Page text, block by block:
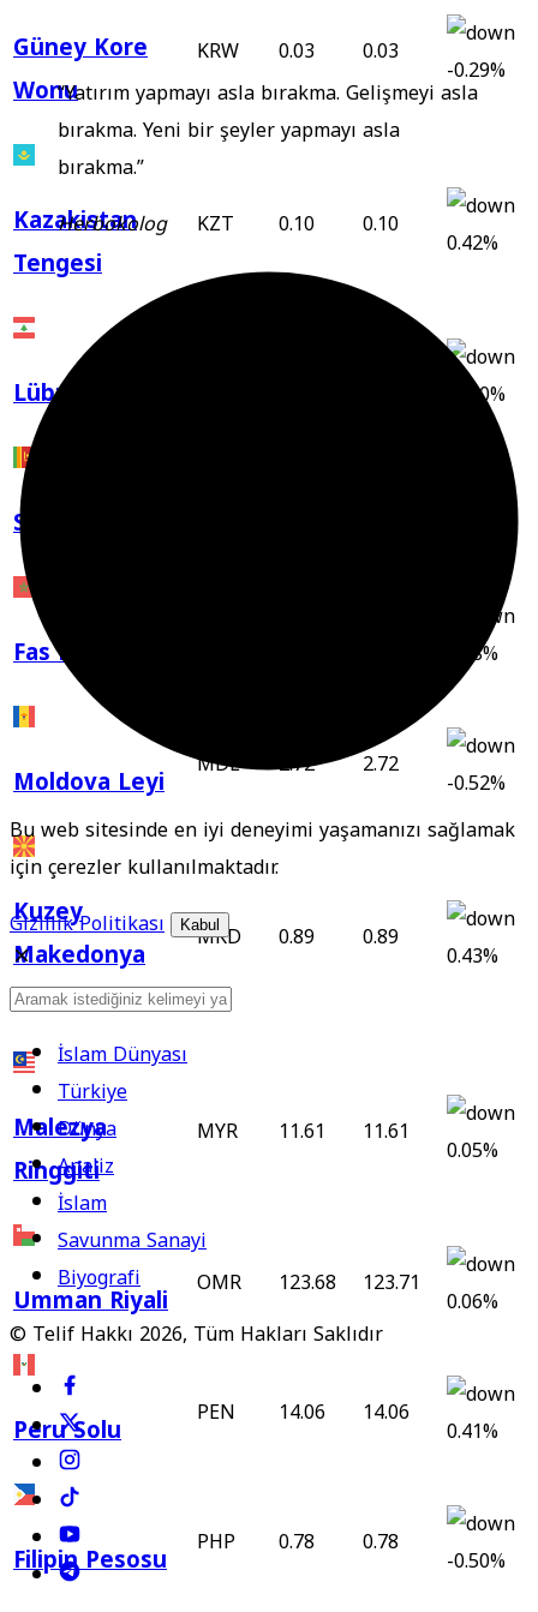
Güney Kore
Wonu
KRW 0.03 0.03
-0.29%
Kazakistan
Tengesi
KZT 0.10 0.10
0.42%
Lübnan Lirası -0.10%
Sri Lanka Rupisi
Fas Dirhemi 0.08%
Moldova Leyi MDL 2.72 2.72
-0.52%
Kuzey
Makedonya
Denarı
MKD 0.89 0.89
0.43%
Malezya
Ringgiti
MYR 11.61 11.61
0.05%
Umman Riyali OMR 123.68 123.71
0.06%
Peru Solu PEN 14.06 14.06
0.41%
Filipin Pesosu PHP 0.78 0.78
-0.50%
“Yatırım yapmayı asla bırakma. Gelişmeyi asla
bırakma. Yeni bir şeyler yapmayı asla
bırakma.”
Herbokolog
Bu web sitesinde en iyi deneyimi yaşamanızı sağlamak
için çerezler kullanılmaktadır.
Gizlilik Politikası
Kabul
İslam Dünyası
Türkiye
Dünya
Analiz
İslam
Savunma Sanayi
Biyografi
© Telif Hakkı 2026, Tüm Hakları Saklıdır